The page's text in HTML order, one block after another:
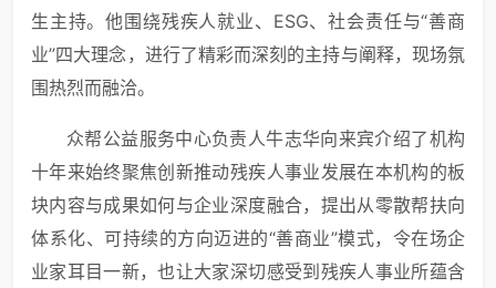
生主持。他围绕残疾人就业、ESG、社会责任与“善商
业”四大理念，进行了精彩而深刻的主持与阐释，现场氛
围热烈而融洽。
众帮公益服务中心负责人牛志华向来宾介绍了机构
十年来始终聚焦创新推动残疾人事业发展在本机构的板
块内容与成果如何与企业深度融合，提出从零散帮扶向
体系化、可持续的方向迈进的“善商业”模式，令在场企
业家耳目一新，也让大家深切感受到残疾人事业所蕴含